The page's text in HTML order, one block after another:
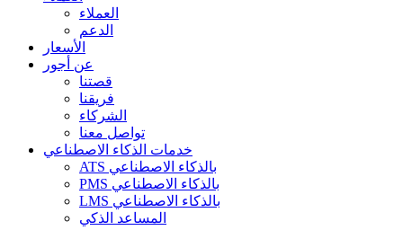
العملاء
الدعم
الأسعار
عن أجور
قصتنا
فريقنا
الشركاء
تواصل معنا
خدمات الذكاء الاصطناعي
ATS بالذكاء الاصطناعي
PMS بالذكاء الاصطناعي
LMS بالذكاء الاصطناعي
المساعد الذكي